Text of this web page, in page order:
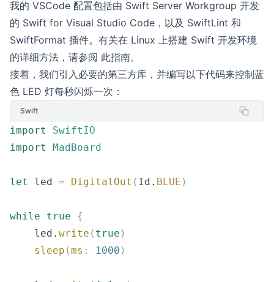
我的 VSCode 配置包括由 Swift Server Workgroup 开发
的 Swift for Visual Studio Code ，以及 SwiftLint 和
SwiftFormat 插件。有关在 Linux 上搭建 Swift 开发环境
的详细方法，请参阅 此指南。
接着，我们引入必要的第三方库，并编写以下代码来控制蓝
色 LED 灯每秒闪烁一次：
Swift
import
SwiftIO
import
MadBoard
let led = DigitalOut ( Id. BLUE )
while true {
    led.
write ( true )
    sleep
(ms : 1000 )